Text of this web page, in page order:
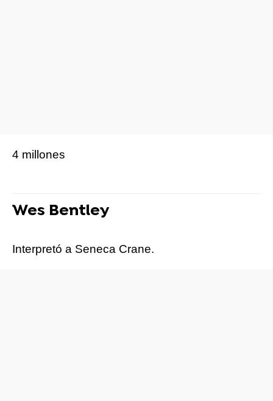
4 millones
Wes Bentley
Interpretó a Seneca Crane.